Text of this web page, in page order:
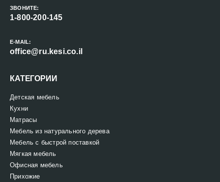
ЗВОНИТЕ:
1-800-200-145
E-MAIL:
office@ru.kesi.co.il
КАТЕГОРИИ
Детская мебель
Кухни
Матрасы
Мебель из натурального дерева
Мебель с быстрой поставкой
Мягкая мебель
Офисная мебель
Прихожие